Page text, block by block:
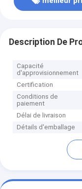
Description De
Capacité
d'approvisionnement
Certification
Conditions de
paiement
Délai de livraison
Détails d'emballage